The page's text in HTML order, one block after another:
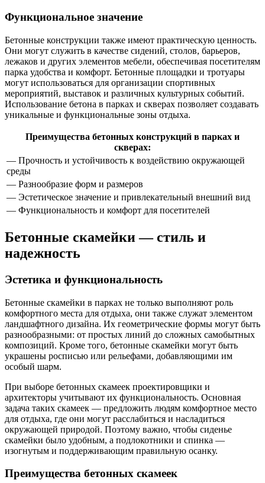
Функциональное значение
Бетонные конструкции также имеют практическую ценность.
Они могут служить в качестве сидений, столов, барьеров,
лежаков и других элементов мебели, обеспечивая посетителям
парка удобства и комфорт. Бетонные площадки и тротуары
могут использоваться для организации спортивных
мероприятий, выставок и различных культурных событий.
Использование бетона в парках и скверах позволяет создавать
уникальные и функциональные зоны отдыха.
Преимущества бетонных конструкций в парках и
скверах:
— Прочность и устойчивость к воздействию окружающей
среды
— Разнообразие форм и размеров
— Эстетическое значение и привлекательный внешний вид
— Функциональность и комфорт для посетителей
Бетонные скамейки — стиль и
надежность
Эстетика и функциональность
Бетонные скамейки в парках не только выполняют роль
комфортного места для отдыха, они также служат элементом
ландшафтного дизайна. Их геометрические формы могут быть
разнообразными: от простых линий до сложных самобытных
композиций. Кроме того, бетонные скамейки могут быть
украшены росписью или рельефами, добавляющими им
особый шарм.
При выборе бетонных скамеек проектировщики и
архитекторы учитывают их функциональность. Основная
задача таких скамеек — предложить людям комфортное место
для отдыха, где они могут расслабиться и насладиться
окружающей природой. Поэтому важно, чтобы сиденье
скамейки было удобным, а подлокотники и спинка —
изогнутым и поддерживающим правильную осанку.
Преимущества бетонных скамеек